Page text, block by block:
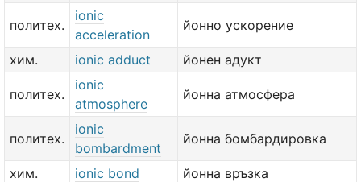
политех.
ionic
acceleration
йонно ускорение
хим. ionic adduct йонен адукт
политех.
ionic
atmosphere
йонна атмосфера
политех.
ionic
bombardment
йонна бомбардировка
хим. ionic bond
йонна връзка